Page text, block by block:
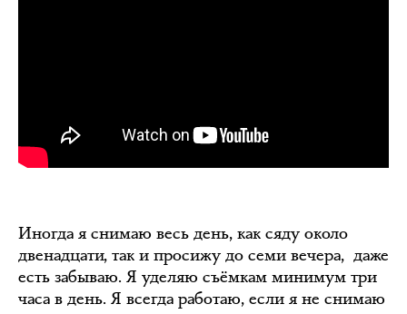
Иногда я снимаю весь день, как сяду около
двенадцати, так и просижу до семи вечера, даже
есть забываю. Я уделяю съёмкам минимум три
часа в день. Я всегда работаю, если я не снимаю